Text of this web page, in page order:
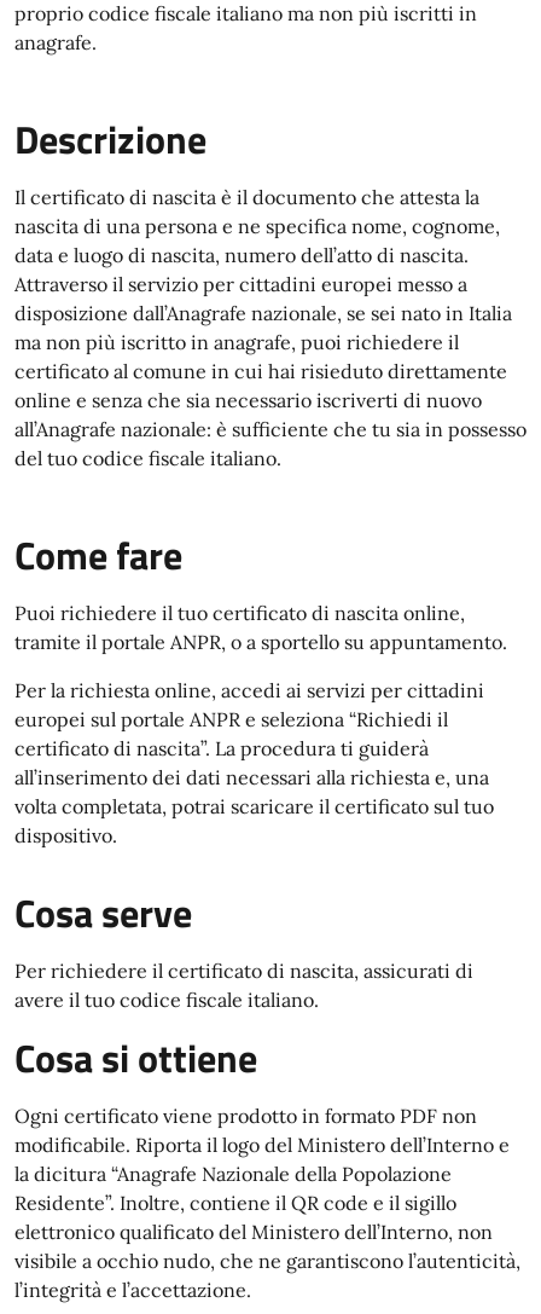
proprio codice fiscale italiano ma non più iscritti in
anagrafe.
Descrizione
Il certificato di nascita è il documento che attesta la
nascita di una persona e ne specifica nome, cognome,
data e luogo di nascita, numero dell’atto di nascita.
Attraverso il servizio per cittadini europei messo a
disposizione dall’Anagrafe nazionale, se sei nato in Italia
ma non più iscritto in anagrafe, puoi richiedere il
certificato al comune in cui hai risieduto direttamente
online e senza che sia necessario iscriverti di nuovo
all’Anagrafe nazionale: è sufficiente che tu sia in possesso
del tuo codice fiscale italiano.
Come fare
Puoi richiedere il tuo certificato di nascita online,
tramite il portale ANPR, o a sportello su appuntamento.
Per la richiesta online, accedi ai servizi per cittadini
europei sul portale ANPR e seleziona “Richiedi il
certificato di nascita”. La procedura ti guiderà
all’inserimento dei dati necessari alla richiesta e, una
volta completata, potrai scaricare il certificato sul tuo
dispositivo.
Cosa serve
Per richiedere il certificato di nascita, assicurati di
avere il tuo codice fiscale italiano.
Cosa si ottiene
Ogni certificato viene prodotto in formato PDF non
modificabile. Riporta il logo del Ministero dell’Interno e
la dicitura “Anagrafe Nazionale della Popolazione
Residente”. Inoltre, contiene il QR code e il sigillo
elettronico qualificato del Ministero dell’Interno, non
visibile a occhio nudo, che ne garantiscono l’autenticità,
l’integrità e l’accettazione.